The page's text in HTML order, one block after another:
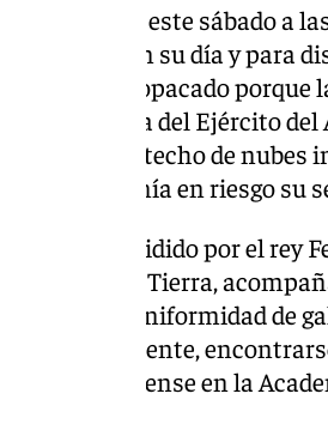
han salido este sábado a
Armadas en su día y para
algo opacado
Paracaidista del Ejército
a que el bajo techo de
y ponía en riesgo su
estado presidido por el rey
Ejército de Tierra,
vestía la uniformidad de
por, precisamente,
castrense en la